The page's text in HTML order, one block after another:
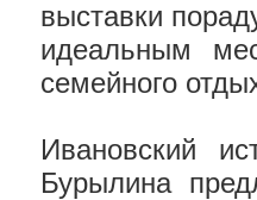
выставки
идеальным
семейного
Ивановский
Бурылина